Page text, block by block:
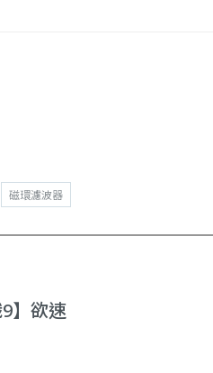
磁環濾波器
】欲速